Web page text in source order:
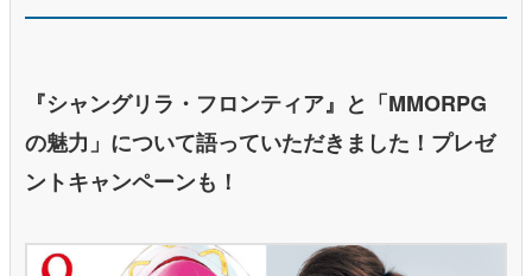
『シャングリラ・フロンティア』と「MMORPG
の魅力」について語っていただきました！プレゼ
ントキャンペーンも！